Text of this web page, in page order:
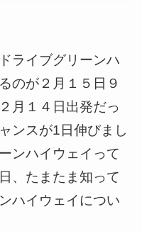
ライブグリーンハ
のが２月１５日９
月１４日出発だっ
ンスが1日伸びまし
ンハイウェイって
、たまたま知って
ハイウェイについ